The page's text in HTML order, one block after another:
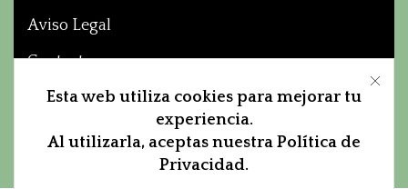
Aviso Legal
Contacto
© Created by 8theme- Power Elite
ThemeForest Author.
Esta web utiliza cookies para mejorar tu
experiencia.
Al utilizarla, aceptas nuestra Política de
Privacidad.